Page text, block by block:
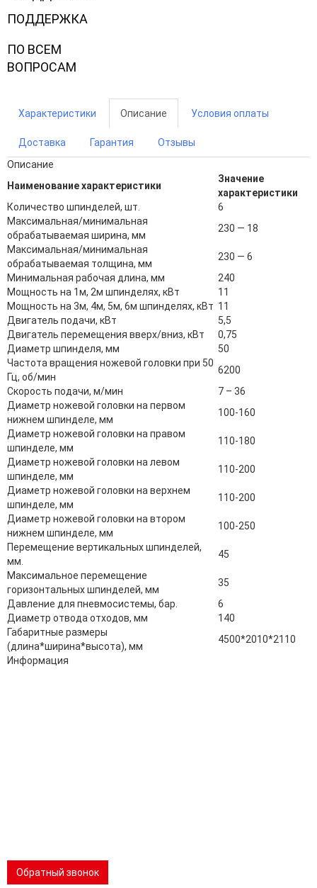
ПОДДЕРЖКА
ПО ВСЕМ
ВОПРОСАМ
Характеристики Описание Условия оплаты
Доставка Гарантия
Отзывы
Описание
Наименование характеристики
Значение
характеристики
Количество шпинделей, шт.
6
Максимальная/минимальная
обрабатываемая ширина, мм
230 ― 18
Максимальная/минимальная
обрабатываемая толщина, мм
230 ― 6
Минимальная рабочая длина, мм
240
Мощность на 1м, 2м шпинделях, кВт
11
Мощность на 3м, 4м, 5м, 6м шпинделях, кВт 11
Двигатель подачи, кВт
5,5
Двигатель перемещения вверх/вниз, кВт
0,75
Диаметр шпинделя, мм
50
Частота вращения ножевой головки при 50
Гц, об/мин
6200
Скорость подачи, м/мин
7 – 36
Диаметр ножевой головки на первом
нижнем шпинделе, мм
100-160
Диаметр ножевой головки на правом
шпинделе, мм
110-180
Диаметр ножевой головки на левом
шпинделе, мм
110-200
Диаметр ножевой головки на верхнем
шпинделе, мм
110-200
Диаметр ножевой головки на втором
нижнем шпинделе, мм
100-250
Перемещение вертикальных шпинделей,
мм.
45
Максимальное перемещение
горизонтальных шпинделей, мм
35
Давление для пневмосистемы, бар.
6
Диаметр отвода отходов, мм
140
Габаритные размеры
(длина*ширина*высота), мм
4500*2010*2110
Информация
Обратный звонок